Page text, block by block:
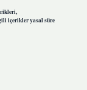
içerikler yasal süre